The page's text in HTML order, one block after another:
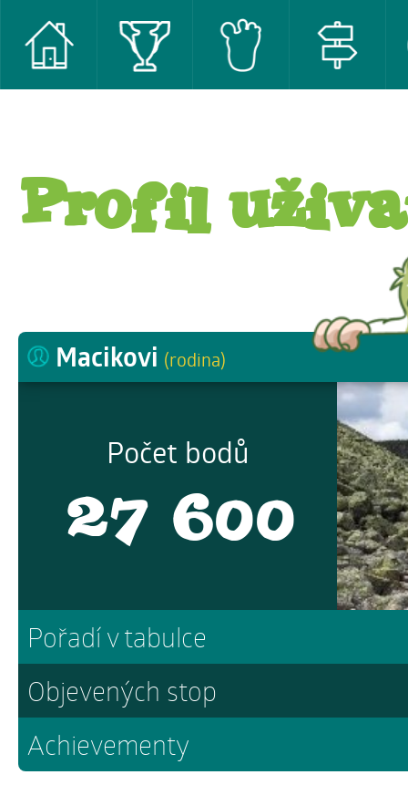
Profil
Macikovi (rodina)
Počet bodů
27 600
Pořadí v tabulce
Objevených stop
Achievementy